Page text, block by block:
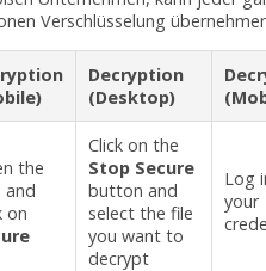
Verschlüsselung
Decryption
(Desktop)
the
and
on
Click on the
Stop Secure
button and
select the file
you want to
decrypt
Log
your